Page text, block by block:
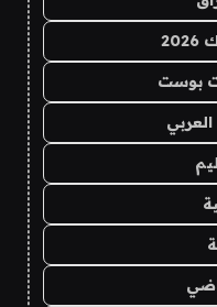
بوست